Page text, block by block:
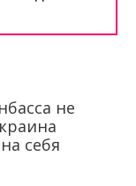
не
себя